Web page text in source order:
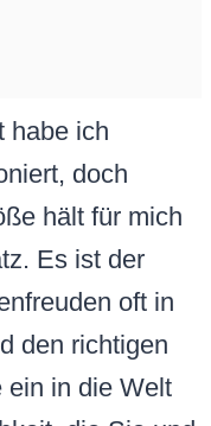
habe ich
doch
hält für mich
Es ist der
oft in
den richtigen
ein in die Welt